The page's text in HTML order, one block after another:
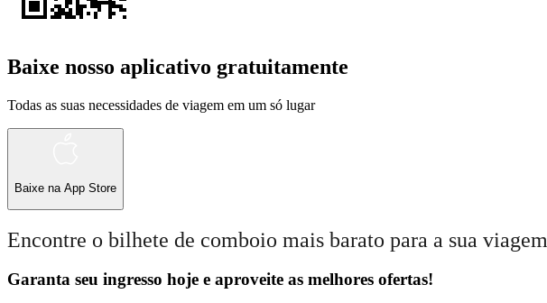
Baixe nosso aplicativo gratuitamente
Todas as suas necessidades de viagem em um só lugar
Baixe na App Store
Encontre o bilhete de comboio mais barato para a sua viagem
Garanta seu ingresso hoje e aproveite as melhores ofertas!